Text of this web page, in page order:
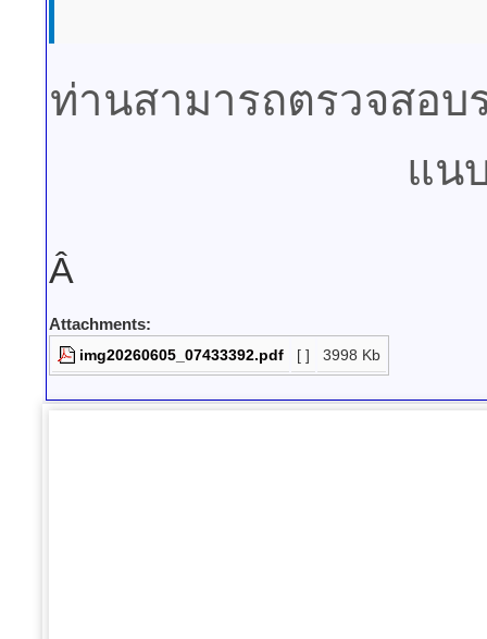
ท่านสามารถตรวจสอบ
แน
Â
Attachments:
img20260605_07433392.pdf [ ] 3998 Kb